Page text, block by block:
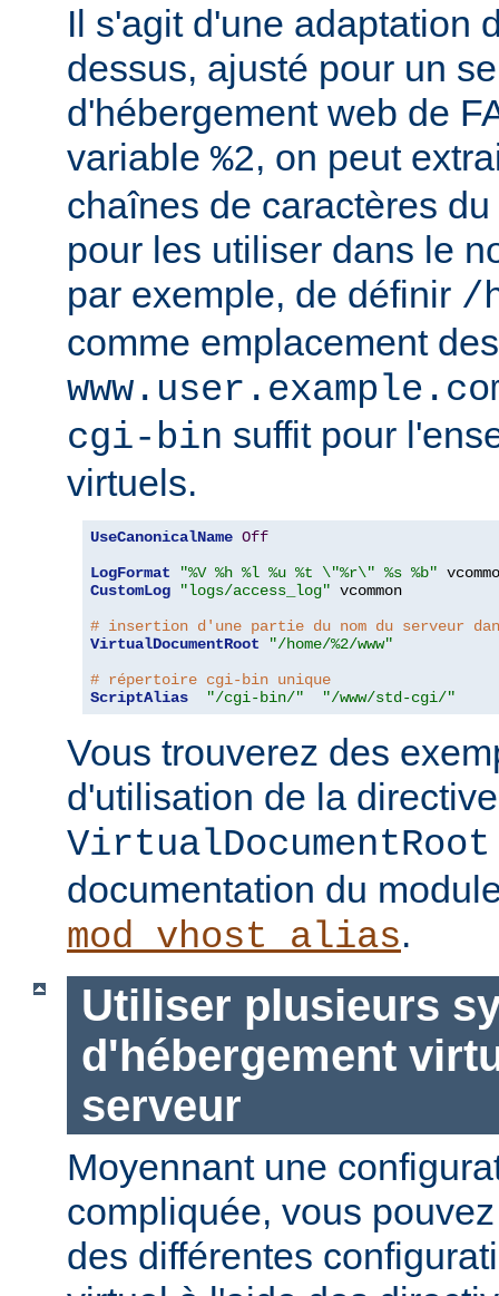
Il s'agit d'une adaptation
dessus, ajusté pour un
d'hébergement web de
variable %2, on peut
chaînes de caractères
pour les utiliser dans le
par exemple, de définir /
comme emplacement
cgi-bin suffit pour
virtuels.
UseCanonicalName Off
LogFormat
"%V %h %l %u %t \"%r\" %s %b"
CustomLog
"logs/access_log" vcommon
# insertion d'une partie du nom du serveur
VirtualDocumentRoot
"/home/%2/www"
# répertoire cgi-bin unique
ScriptAlias
"/cgi-bin/" "/www/std-cgi/"
Vous trouverez des
d'utilisation de la directive
VirtualDocumentRoot
documentation du
mod_vhost_alias.
Utiliser plusieurs
d'hébergement
serveur
Moyennant une
compliquée, vous
des différentes